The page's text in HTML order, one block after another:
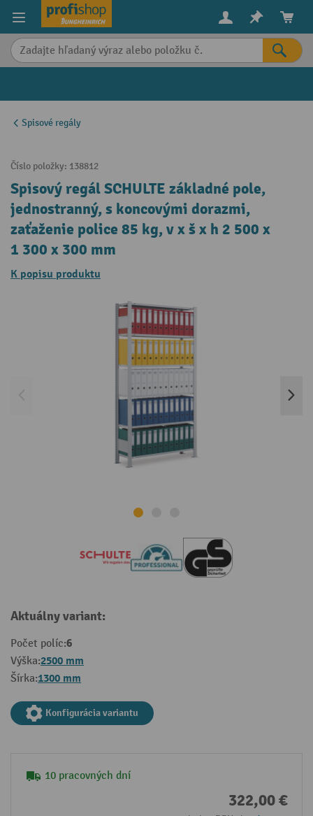
content
Spisové regály
Číslo položky: 138812
Spisový regál SCHULTE základné pole,
jednostranný, s koncovými dorazmi,
zaťaženie police 85 kg, v x š x h 2 500 x
1 300 x 300 mm
K popisu produktu
Aktuálny variant:
Počet políc:6
Výška:2500 mm
Šírka:1300 mm
Konfigurácia variantu
10 pracovných dní
322,00 €